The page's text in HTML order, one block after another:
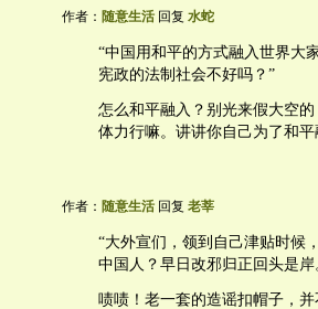
作者： 随意生活 回复 水蛇
“中国用和平的方式融入世界大
宪政的法制社会不好吗？”
怎么和平融入？别光来假大空
体力行嘛。讲讲你自己为了和平
作者： 随意生活 回复 老莘
“大外宣们，领到自己津贴时候
中国人？早日改邪归正回头是岸
啧啧！老一套的造谣扣帽子，